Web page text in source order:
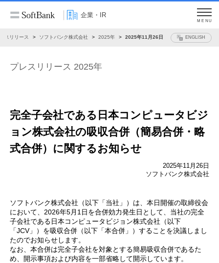
企業・IR
MENU
スリリース ソフトバンク株式会社 2025年 2025年11月26日 ENGLISH
プレスリリース 2025年
完全子会社である日本コンピュータビジ
ョン株式会社の吸収合併（簡易合併・略
式合併）に関するお知らせ
2025年11月26日
ソフトバンク株式会社
ソフトバンク株式会社（以下「当社」）は、本日開催の取締役会
において、2026年5月1日を合併効力発生日として、当社の完全
子会社である日本コンピュータビジョン株式会社（以下
「JCV」）を吸収合併（以下「本合併」）することを決議しまし
たのでお知らせします。
なお、本合併は完全子会社を対象とする簡易吸収合併であるた
め、開示事項および内容を一部省略して開示しています。